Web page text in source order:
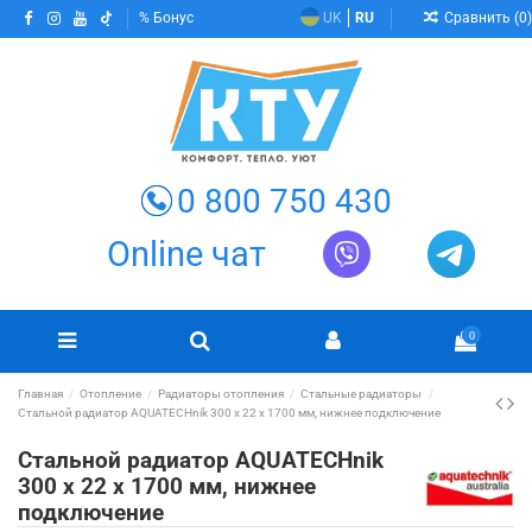
Бонус UK RU Сравнить (0)
0 800 750 430
Online чат
0
Главная Отопление Радиаторы отопления
Стальные радиаторы
Стальной радиатор AQUATECHnik 300 х 22 x 1700 мм, нижнее подключение
Стальной радиатор AQUATECHnik
300 х 22 x 1700 мм, нижнее
подключение